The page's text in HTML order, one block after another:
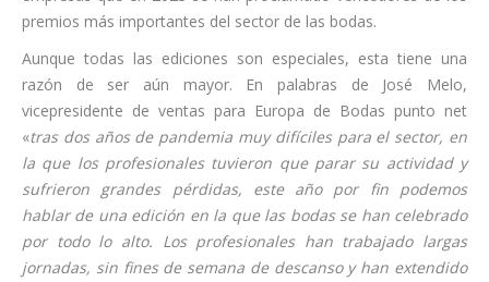
premios más importantes del sector de las bodas.
Aunque todas las ediciones son especiales, esta tiene una
razón de ser aún mayor. En palabras de José Melo,
vicepresidente de ventas para Europa de Bodas punto net
«tras dos años de pandemia muy difíciles para el sector, en
la que los profesionales tuvieron que parar su actividad y
sufrieron grandes pérdidas, este año por fin podemos
hablar de una edición en la que las bodas se han celebrado
por todo lo alto. Los profesionales han trabajado largas
jornadas, sin fines de semana de descanso y han extendido